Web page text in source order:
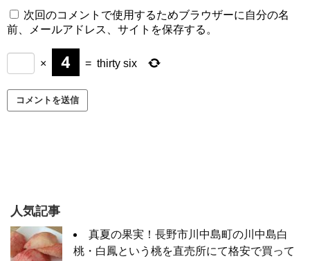
次回のコメントで使用するためブラウザーに自分の名
前、メールアドレス、サイトを保存する。
× = thirty six
人気記事
真夏の果実！長野市川中島町の川中島白
桃・白鳳という桃を直売所にて格安で買って